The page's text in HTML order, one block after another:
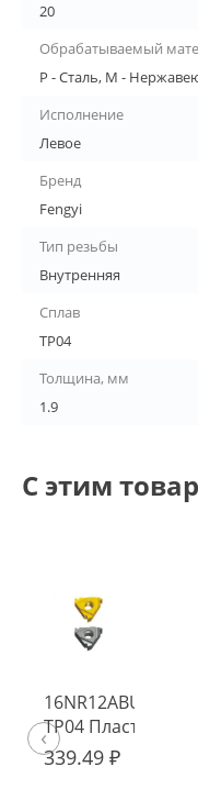
20
Обрабатываемый
P - Сталь, M -
Исполнение
Левое
Бренд
Fengyi
Тип резьбы
Внутренняя
Сплав
TP04
Толщина, мм
1.9
С этим
16NR12ABUT
TP04 Пластина
твердосплавная
339.49 ₽
‹